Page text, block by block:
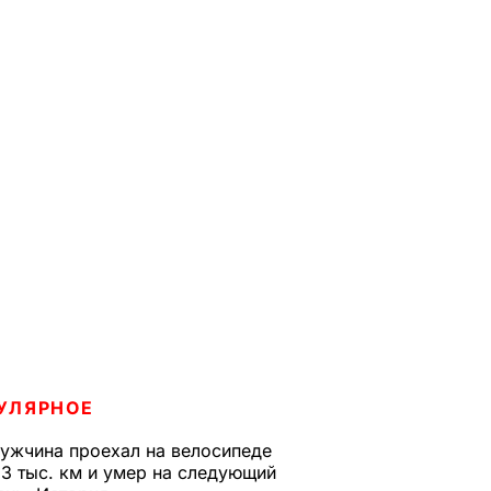
проехал на велосипеде
тыс. км и умер на следующий